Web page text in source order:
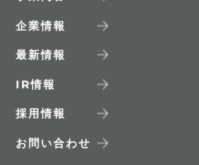
企業情報
最新情報
IR情報
採用情報
お問い合わせ